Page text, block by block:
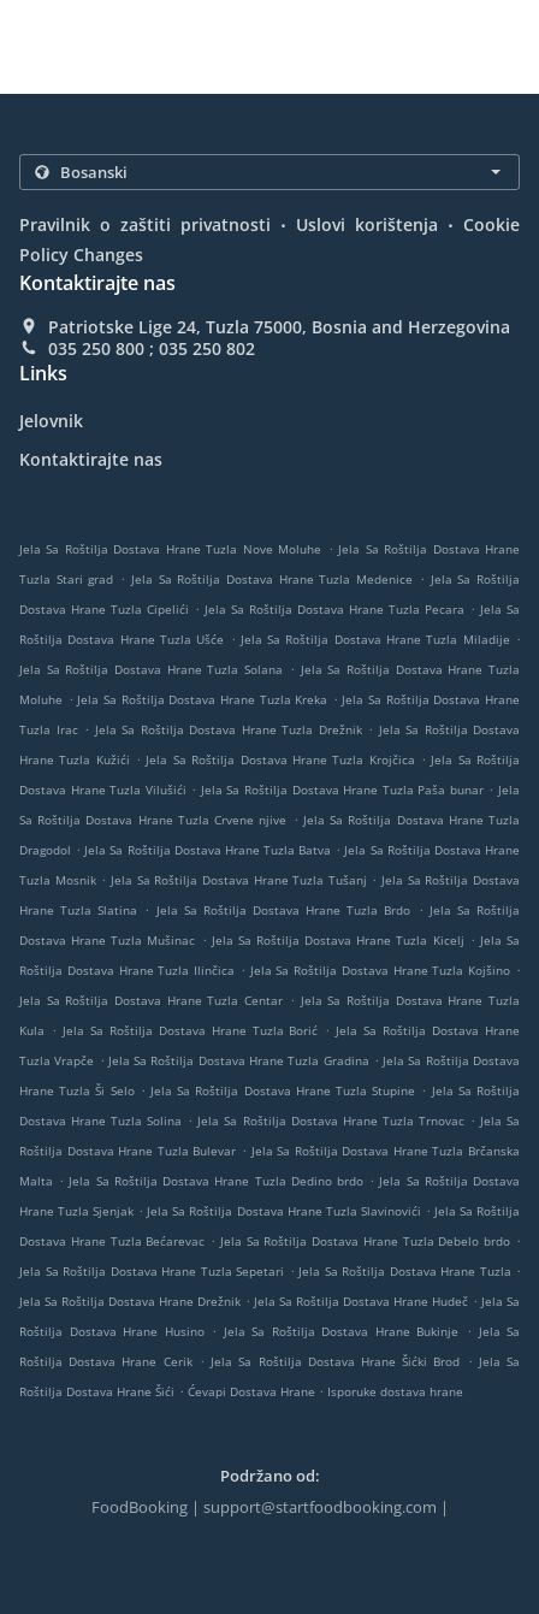
Pravilnik o zaštiti privatnosti . Uslovi korištenja . Cookie
Policy Changes
Kontaktirajte nas
Patriotske Lige 24, Tuzla 75000, Bosnia and Herzegovina
035 250 800 ; 035 250 802
Links
Jelovnik
Kontaktirajte nas
Jela Sa Roštilja Dostava Hrane Tuzla Nove Moluhe . Jela Sa Roštilja Dostava Hrane
Tuzla Stari grad . Jela Sa Roštilja Dostava Hrane Tuzla Medenice . Jela Sa Roštilja
Dostava Hrane Tuzla Cipelići . Jela Sa Roštilja Dostava Hrane Tuzla Pecara . Jela Sa
Roštilja Dostava Hrane Tuzla Ušće
. Jela Sa Roštilja Dostava Hrane Tuzla Miladije .
Jela Sa Roštilja Dostava Hrane Tuzla Solana
. Jela Sa Roštilja Dostava Hrane Tuzla
Moluhe . Jela Sa Roštilja Dostava Hrane Tuzla Kreka . Jela Sa Roštilja Dostava Hrane
Tuzla Irac . Jela Sa Roštilja Dostava Hrane Tuzla Drežnik . Jela Sa Roštilja Dostava
Hrane Tuzla Kužići . Jela Sa Roštilja Dostava Hrane Tuzla Krojčica . Jela Sa Roštilja
Dostava Hrane Tuzla Vilušići . Jela Sa Roštilja Dostava Hrane Tuzla Paša bunar . Jela
Sa Roštilja Dostava Hrane Tuzla Crvene njive
. Jela Sa Roštilja Dostava Hrane Tuzla
Dragodol . Jela Sa Roštilja Dostava Hrane Tuzla Batva . Jela Sa Roštilja Dostava Hrane
Tuzla Mosnik . Jela Sa Roštilja Dostava Hrane Tuzla Tušanj . Jela Sa Roštilja Dostava
Hrane Tuzla Slatina
. Jela Sa Roštilja Dostava Hrane Tuzla Brdo . Jela Sa Roštilja
Dostava Hrane Tuzla Mušinac . Jela Sa Roštilja Dostava Hrane Tuzla Kicelj . Jela Sa
Roštilja Dostava Hrane Tuzla Ilinčica . Jela Sa Roštilja Dostava Hrane Tuzla Kojšino .
Jela Sa Roštilja Dostava Hrane Tuzla Centar . Jela Sa Roštilja Dostava Hrane Tuzla
Kula
. Jela Sa Roštilja Dostava Hrane Tuzla Borić . Jela Sa Roštilja Dostava Hrane
Tuzla Vrapče . Jela Sa Roštilja Dostava Hrane Tuzla Gradina . Jela Sa Roštilja Dostava
Hrane Tuzla Ši Selo . Jela Sa Roštilja Dostava Hrane Tuzla Stupine . Jela Sa Roštilja
Dostava Hrane Tuzla Solina . Jela Sa Roštilja Dostava Hrane Tuzla Trnovac . Jela Sa
Roštilja Dostava Hrane Tuzla Bulevar . Jela Sa Roštilja Dostava Hrane Tuzla Brčanska
Malta . Jela Sa Roštilja Dostava Hrane Tuzla Dedino brdo . Jela Sa Roštilja Dostava
Hrane Tuzla Sjenjak . Jela Sa Roštilja Dostava Hrane Tuzla Slavinovići . Jela Sa Roštilja
Dostava Hrane Tuzla Bećarevac . Jela Sa Roštilja Dostava Hrane Tuzla Debelo brdo .
Jela Sa Roštilja Dostava Hrane Tuzla Sepetari . Jela Sa Roštilja Dostava Hrane Tuzla .
Jela Sa Roštilja Dostava Hrane Drežnik . Jela Sa Roštilja Dostava Hrane Hudeč . Jela Sa
Roštilja Dostava Hrane Husino . Jela Sa Roštilja Dostava Hrane Bukinje . Jela Sa
Roštilja Dostava Hrane Cerik . Jela Sa Roštilja Dostava Hrane Šićki Brod . Jela Sa
Roštilja Dostava Hrane Šići . Ćevapi Dostava Hrane . Isporuke dostava hrane
Podržano od:
FoodBooking | support@startfoodbooking.com |